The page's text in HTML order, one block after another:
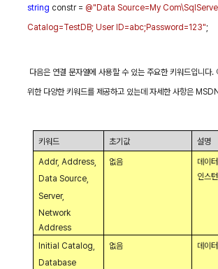
string constr = @"Data Source=My
Catalog=TestDB; User ID=abc;Password=123";
다음은 연결 문자열에 사용할 수 있는 주요한 키워드입니다.
위한 다양한 키워드를 제공하고 있는데 자세한 사항은MSDN
키워드 초기값 설명
Addr, Address,
Data Source,
Server,
Network
Address
없음 데이
인스
Initial Catalog,
Database
없음 데이